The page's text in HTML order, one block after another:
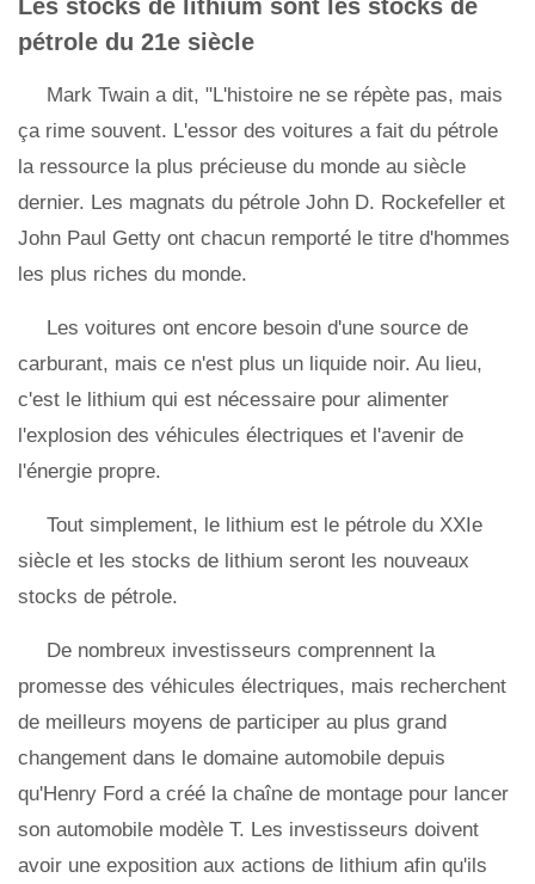
Les stocks de lithium sont les stocks de
pétrole du 21e siècle
Mark Twain a dit, "L'histoire ne se répète pas, mais
ça rime souvent. L'essor des voitures a fait du pétrole
la ressource la plus précieuse du monde au siècle
dernier. Les magnats du pétrole John D. Rockefeller et
John Paul Getty ont chacun remporté le titre d'hommes
les plus riches du monde.
Les voitures ont encore besoin d'une source de
carburant, mais ce n'est plus un liquide noir. Au lieu,
c'est le lithium qui est nécessaire pour alimenter
l'explosion des véhicules électriques et l'avenir de
l'énergie propre.
Tout simplement, le lithium est le pétrole du XXIe
siècle et les stocks de lithium seront les nouveaux
stocks de pétrole.
De nombreux investisseurs comprennent la
promesse des véhicules électriques, mais recherchent
de meilleurs moyens de participer au plus grand
changement dans le domaine automobile depuis
qu'Henry Ford a créé la chaîne de montage pour lancer
son automobile modèle T. Les investisseurs doivent
avoir une exposition aux actions de lithium afin qu'ils